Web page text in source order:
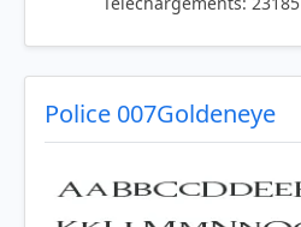
Police 007Goldeneye